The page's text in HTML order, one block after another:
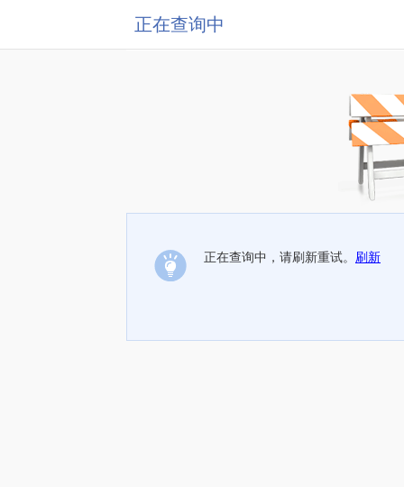
正在查询中
正在查询中，请刷新重试。 刷新